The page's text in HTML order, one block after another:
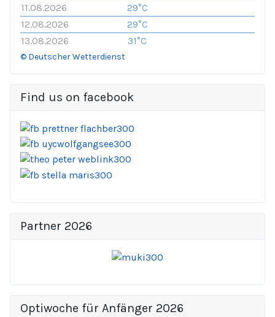
11.08.2026
29°C
12.08.2026
29°C
13.08.2026
31°C
© Deutscher Wetterdienst
Find us on facebook
Partner 2026
Optiwoche für Anfänger 2026